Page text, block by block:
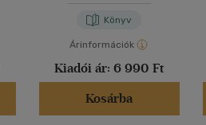
Könyv
Árinformációk
Kiadói ár: 6 990 Ft
Kosárba